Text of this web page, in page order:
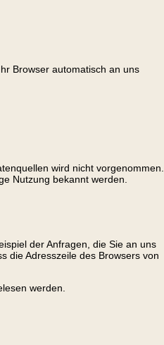
Browser automatisch an uns
wird nicht vorgenommen.
Nutzung bekannt werden.
der Anfragen, die Sie an uns
die Adresszeile des Browsers von
werden.